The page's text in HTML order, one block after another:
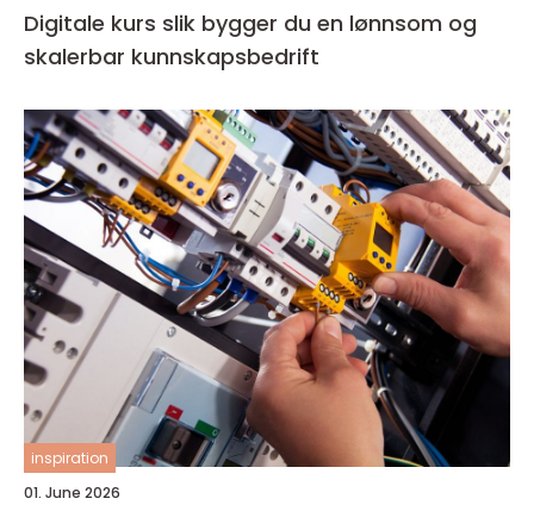
Digitale kurs slik bygger du en lønnsom og
skalerbar kunnskapsbedrift
inspiration
01. June 2026